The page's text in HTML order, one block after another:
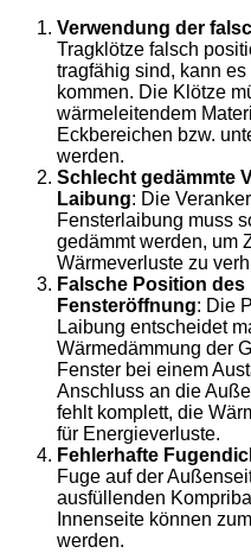
Verwendung der
Tragklötze falsch
tragfähig sind, kann
kommen. Die Klötze
wärmeleitendem
Eckbereichen bzw.
werden.
Schlecht gedämmte
Laibung: Die
Fensterlaibung muss
gedämmt werden, um
Wärmeverluste zu
Falsche Position
Fensteröffnung: Die
Laibung entscheidet
Wärmedämmung der
Fenster bei einem
Anschluss an die
fehlt komplett, die
für Energieverluste.
Fehlerhafte
Fuge auf der
ausfüllenden
Innenseite können
werden.